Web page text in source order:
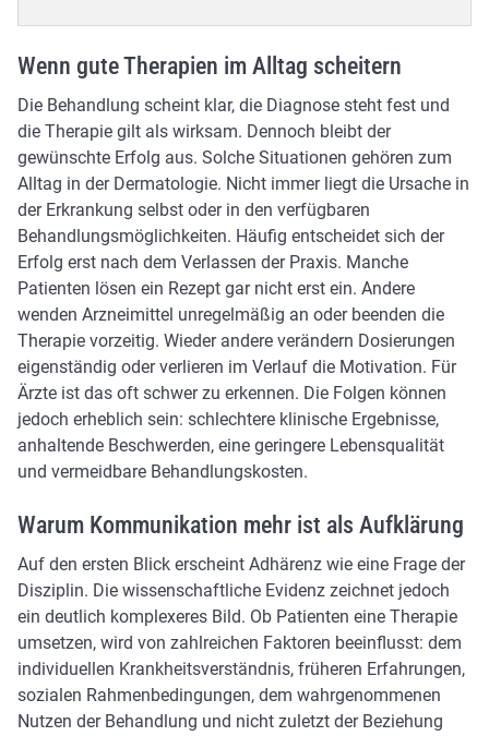
Wenn gute Therapien im Alltag scheitern
Die Behandlung scheint klar, die Diagnose steht fest und
die Therapie gilt als wirksam. Dennoch bleibt der
gewünschte Erfolg aus. Solche Situationen gehören zum
Alltag in der Dermatologie. Nicht immer liegt die Ursache in
der Erkrankung selbst oder in den verfügbaren
Behandlungsmöglichkeiten. Häufig entscheidet sich der
Erfolg erst nach dem Verlassen der Praxis. Manche
Patienten lösen ein Rezept gar nicht erst ein. Andere
wenden Arzneimittel unregelmäßig an oder beenden die
Therapie vorzeitig. Wieder andere verändern Dosierungen
eigenständig oder verlieren im Verlauf die Motivation. Für
Ärzte ist das oft schwer zu erkennen. Die Folgen können
jedoch erheblich sein: schlechtere klinische Ergebnisse,
anhaltende Beschwerden, eine geringere Lebensqualität
und vermeidbare Behandlungskosten.
Warum Kommunikation mehr ist als Aufklärung
Auf den ersten Blick erscheint Adhärenz wie eine Frage der
Disziplin. Die wissenschaftliche Evidenz zeichnet jedoch
ein deutlich komplexeres Bild. Ob Patienten eine Therapie
umsetzen, wird von zahlreichen Faktoren beeinflusst: dem
individuellen Krankheitsverständnis, früheren Erfahrungen,
sozialen Rahmenbedingungen, dem wahrgenommenen
Nutzen der Behandlung und nicht zuletzt der Beziehung